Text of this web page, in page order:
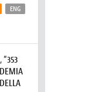
ad
a
la